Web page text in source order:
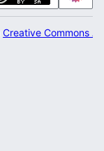
Creative Commons